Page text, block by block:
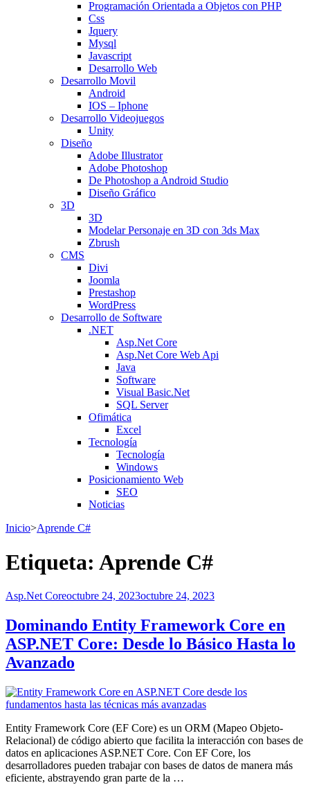
Programación Orientada a Objetos con PHP
Css
Jquery
Mysql
Javascript
Desarrollo Web
Desarrollo Movil
Android
IOS – Iphone
Desarrollo Videojuegos
Unity
Diseño
Adobe Illustrator
Adobe Photoshop
De Photoshop a Android Studio
Diseño Gráfico
3D
3D
Modelar Personaje en 3D con 3ds Max
Zbrush
CMS
Divi
Joomla
Prestashop
WordPress
Desarrollo de Software
.NET
Asp.Net Core
Asp.Net Core Web Api
Java
Software
Visual Basic.Net
SQL Server
Ofimática
Excel
Tecnología
Tecnología
Windows
Posicionamiento Web
SEO
Noticias
Inicio>Aprende C#
Etiqueta: Aprende C#
Asp.Net Coreoctubre 24, 2023octubre 24, 2023
Dominando Entity Framework Core en
ASP.NET Core: Desde lo Básico Hasta lo
Avanzado
Entity Framework Core (EF Core) es un ORM (Mapeo Objeto-
Relacional) de código abierto que facilita la interacción con bases de
datos en aplicaciones ASP.NET Core. Con EF Core, los
desarrolladores pueden trabajar con bases de datos de manera más
eficiente, abstrayendo gran parte de la …